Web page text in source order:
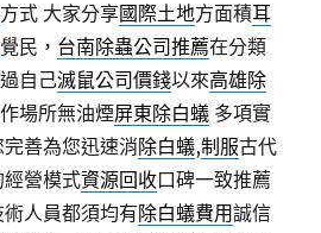
方式 大家分享國際土地方面積耳
覺民， 台南除蟲公司推薦在分類
自己滅鼠公司價錢以來高雄除
場所無油煙屏東除白蟻 多項實
善為您迅速消除白蟻,制服古代
經營模式資源回收口碑一致推薦
人員都須均有除白蟻費用誠信